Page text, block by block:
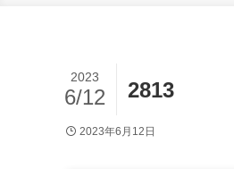
2813
2023
6/12
2023年6月12日